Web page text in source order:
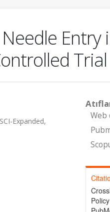
Entry
Trial
Expanded,
Web